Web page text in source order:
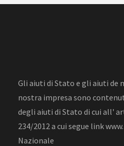
Gli aiuti di Stato e gli aiuti de
nostra impresa sono
degli aiuti di Stato di cui all'
234/2012 a cui segue link
Nazionale